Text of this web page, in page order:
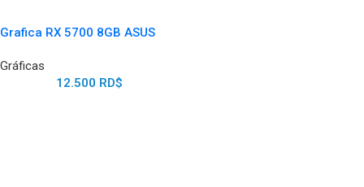
Grafica RX 5700 8GB ASUS
Gráficas
12.500 RD$